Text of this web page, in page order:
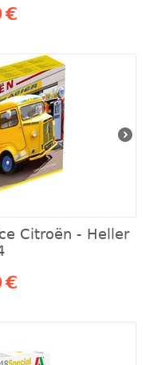
€
Citroën - Heller
€